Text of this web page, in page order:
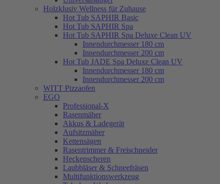
Holzklusiv Wellness für Zuhause
Hot Tub SAPHIR Basic
Hot Tub SAPHIR Spa
Hot Tub SAPHIR Spa Deluxe Clean UV
Innendurchmesser 180 cm
Innendurchmesser 200 cm
Hot Tub JADE Spa Deluxe Clean UV
Innendurchmesser 180 cm
Innendurchmesser 200 cm
WITT Pizzaofen
EGO
Professional-X
Rasenmäher
Akkus & Ladegerät
Aufsitzmäher
Kettensägen
Rasentrimmer & Freischneider
Heckenscheren
Laubbläser & Schneefräsen
Multifunktionswerkzeug